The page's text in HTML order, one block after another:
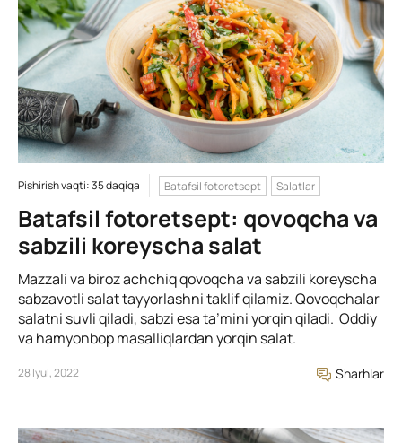
Pishirish vaqti: 35 daqiqa Batafsil fotoretsept Salatlar
Batafsil fotoretsept: qovoqcha va
sabzili koreyscha salat
Mazzali va biroz achchiq qovoqcha va sabzili koreyscha
sabzavotli salat tayyorlashni taklif qilamiz. Qovoqchalar
salatni suvli qiladi, sabzi esa ta’mini yorqin qiladi. Oddiy
va hamyonbop masalliqlardan yorqin salat.
28 Iyul, 2022 Sharhlar